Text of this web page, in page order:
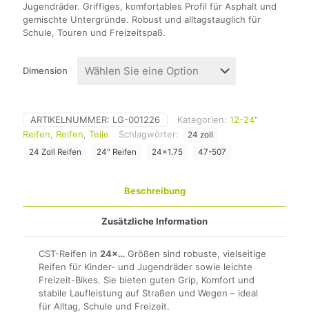
Jugendräder. Griffiges, komfortables Profil für Asphalt und
gemischte Untergründe. Robust und alltagstauglich für
Schule, Touren und Freizeitspaß.
Dimension
ARTIKELNUMMER: LG-001226 Kategorien: 12-24"
Reifen
Reifen Teile Schlagwörter:
24 zoll
24 Zoll Reifen
24" Reifen 24x1.75 47-507
Beschreibung
Zusätzliche Information
CST-Reifen in 24×… Größen sind robuste, vielseitige
Reifen für Kinder- und Jugendräder sowie leichte
Freizeit-Bikes. Sie bieten guten Grip, Komfort und
stabile Laufleistung auf Straßen und Wegen – ideal
für Alltag, Schule und Freizeit.